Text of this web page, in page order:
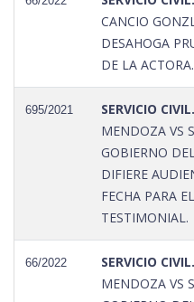
CANCIO
DESAHOGA
DE LA ACTORA.
695/2021 SERVICIO CIVIL.
MENDOZA VS
GOBIERNO
DIFIERE
FECHA PARA
TESTIMONIAL.
66/2022 SERVICIO CIVIL.
MENDOZA VS